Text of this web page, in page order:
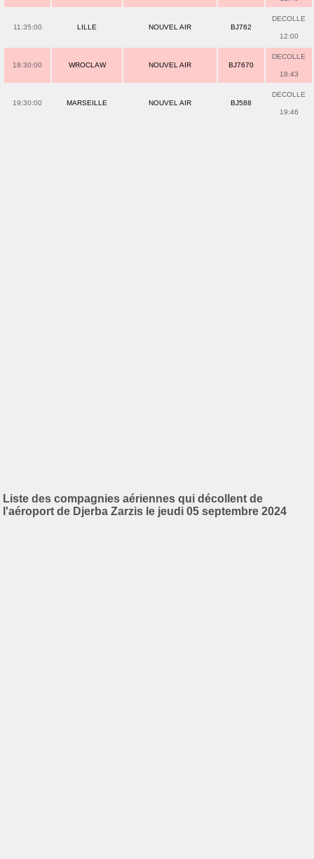
11:35:00 LILLE NOUVEL AIR BJ762
DECOLLE
12:00
18:30:00 WROCLAW NOUVEL AIR BJ7670
DECOLLE
18:43
19:30:00 MARSEILLE NOUVEL AIR BJ588
DECOLLE
19:46
Liste des compagnies aériennes qui décollent de
l'aéroport de Djerba Zarzis le jeudi 05 septembre 2024